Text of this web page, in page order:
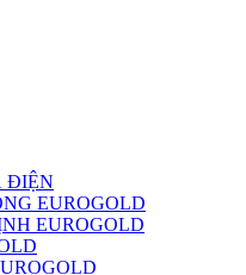
ĐIỆN
EUROGOLD
EUROGOLD